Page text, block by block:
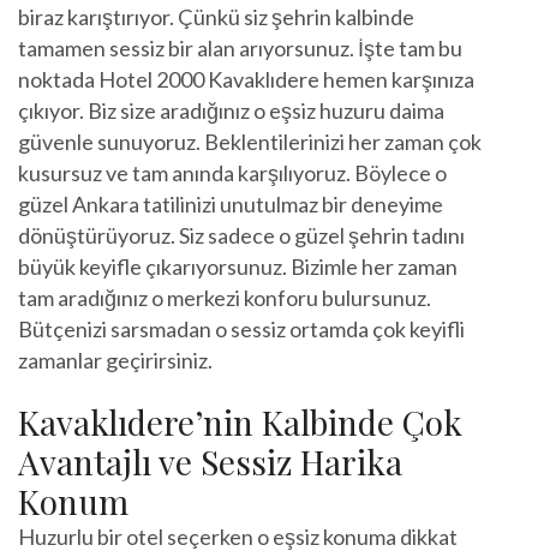
biraz karıştırıyor. Çünkü siz şehrin kalbinde
tamamen sessiz bir alan arıyorsunuz. İşte tam bu
noktada Hotel 2000 Kavaklıdere hemen karşınıza
çıkıyor. Biz size aradığınız o eşsiz huzuru daima
güvenle sunuyoruz. Beklentilerinizi her zaman çok
kusursuz ve tam anında karşılıyoruz. Böylece o
güzel Ankara tatilinizi unutulmaz bir deneyime
dönüştürüyoruz. Siz sadece o güzel şehrin tadını
büyük keyifle çıkarıyorsunuz. Bizimle her zaman
tam aradığınız o merkezi konforu bulursunuz.
Bütçenizi sarsmadan o sessiz ortamda çok keyifli
zamanlar geçirirsiniz.
Kavaklıdere’nin Kalbinde Çok
Avantajlı ve Sessiz Harika
Konum
Huzurlu bir otel seçerken o eşsiz konuma dikkat